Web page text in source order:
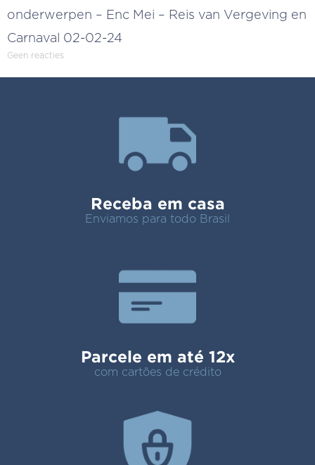
onderwerpen – Enc Mei – Reis van Vergeving en
Carnaval 02-02-24
Geen reacties
Receba em casa
Enviamos para todo Brasil
Parcele em até 12x
com cartões de crédito